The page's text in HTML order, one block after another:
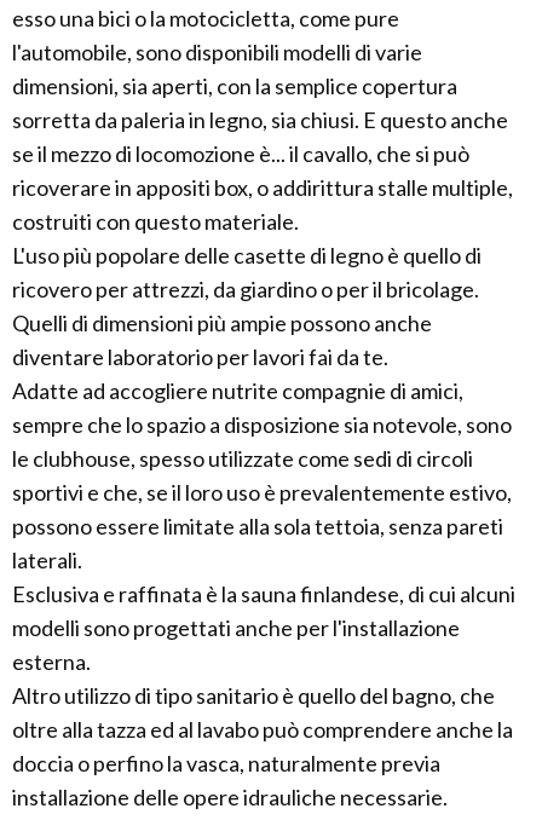
esso una bici o la motocicletta, come pure
l'automobile, sono disponibili modelli di varie
dimensioni, sia aperti, con la semplice copertura
sorretta da paleria in legno, sia chiusi. E questo anche
se il mezzo di locomozione è... il cavallo, che si può
ricoverare in appositi box, o addirittura stalle multiple,
costruiti con questo materiale.
L'uso più popolare delle casette di legno è quello di
ricovero per attrezzi, da giardino o per il bricolage.
Quelli di dimensioni più ampie possono anche
diventare laboratorio per lavori fai da te.
Adatte ad accogliere nutrite compagnie di amici,
sempre che lo spazio a disposizione sia notevole, sono
le clubhouse, spesso utilizzate come sedi di circoli
sportivi e che, se il loro uso è prevalentemente estivo,
possono essere limitate alla sola tettoia, senza pareti
laterali.
Esclusiva e raffinata è la sauna finlandese, di cui alcuni
modelli sono progettati anche per l'installazione
esterna.
Altro utilizzo di tipo sanitario è quello del bagno, che
oltre alla tazza ed al lavabo può comprendere anche la
doccia o perfino la vasca, naturalmente previa
installazione delle opere idrauliche necessarie.